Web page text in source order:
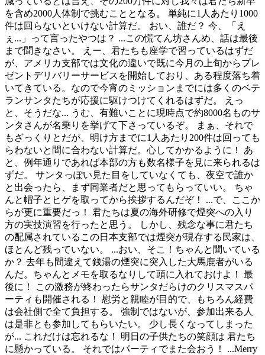
を含め2000人体制で挑むこととなる。 単純に1人あたり1000
件は回らないといけない計算だ。 おい、誰だ？ 今、「え
ぇ...」って言ったやつは？ ...この慌てん坊さんめ、話は最後
まで聞きなさい。 えー、君たちも座学で習っているはずだ
が、アメリカ支部では文化の違いで既に今月の上旬からプレ
ゼントデリバリーサービスを開始しており、ある程度落ち着
いてきている。なので今宵のミッションまでには多くのベテ
ランサンタたちが応援に駆けつけてくれるはずだ。 えっ
と、そうだな... うむ、有難いことに現時点で約8000名ものサ
ンタさんが名乗りを挙げて下さっているぞ。 まぁ、それで
もざっくりとだが、明け方までに1人あたり200件は回っても
らわないと間に合わない計算だ。心してかかるように！ あ
と、例年通りであれば本部の方も数名様子を見に来られるは
ずだ。 サンタっぽい見た目をしていなくても、夜空で誰か
と出会ったら、まず同業者だと思ってもらっていい。 ちゃ
んと帽子とヒゲを取ってから挨拶するんだぞ！ ...で、ここか
らが更に重要だっ！ 君たちは夏の海外研修で煙突への入り
方の実技演習を行ったと思う。 しかし、残念な事に君たち
の配属されているこの日本支部では煙突が現存する民家は、
ほとんど残っていない。 ...おい、そこ！ちゃんと聞いている
か？ 去年も間違えて銭湯の煙突に突入した大馬鹿者がいる
んだ。ちゃんとメモを取るなりして頭に入れておけよ！ 最
後に！ この激務が終わったらサンタだらけのクリスマスパ
ーティも開催される！ 慰労と親睦が目的で、もちろん経費
は会社側で全て負担する。 強制ではないが、参加出来る人
は是非とも参加してもらいたい。 少し長くなってしまった
が... これだけは忘れるな！ 明日の子供たちの笑顔は 君たち
に懸かっている。 それではパーティでまた会おう！ ...Merry